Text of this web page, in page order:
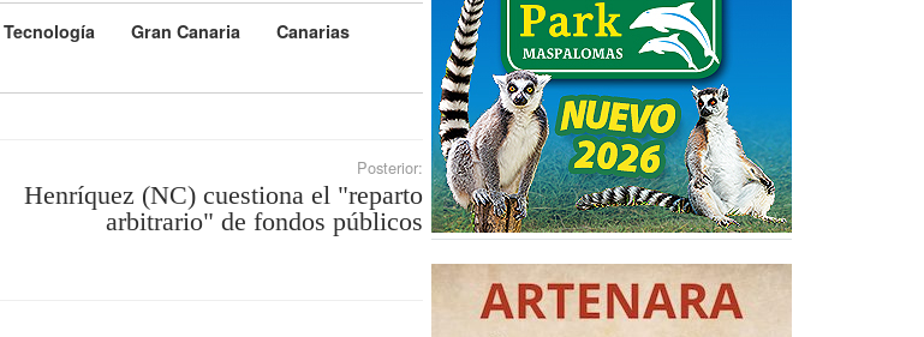
Tecnología Gran Canaria
Canarias
Posterior:
Henríquez (NC) cuestiona el "reparto
arbitrario" de fondos públicos